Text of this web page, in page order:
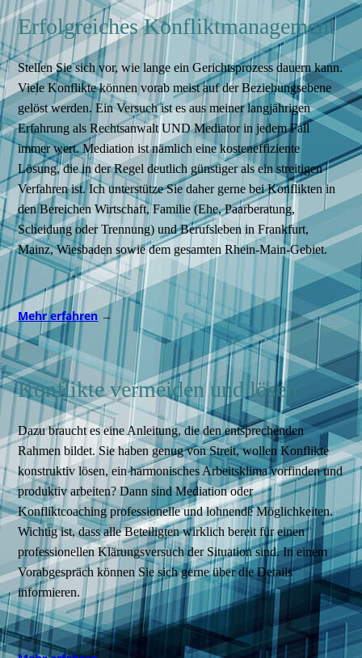
Erfolgreiches Konfliktmanagement
Stellen Sie sich vor, wie lange ein Gerichtsprozess dauern kann.
Viele Konflikte können vorab meist auf der Beziehungsebene
gelöst werden. Ein Versuch ist es aus meiner langjährigen
Erfahrung als Rechtsanwalt UND Mediator in jedem Fall
immer wert. Mediation ist nämlich eine kosteneffiziente
Lösung, die in der Regel deutlich günstiger als ein streitigen
Verfahren ist. Ich unterstütze Sie daher gerne bei Konflikten in
den Bereichen Wirtschaft, Familie (Ehe, Paarberatung,
Scheidung oder Trennung) und Berufsleben in Frankfurt,
Mainz, Wiesbaden sowie dem gesamten Rhein-Main-Gebiet.
Mehr erfahren →
Konflikte vermeiden und lösen
Dazu braucht es eine Anleitung, die den entsprechenden
Rahmen bildet. Sie haben genug von Streit, wollen Konflikte
konstruktiv lösen, ein harmonisches Arbeitsklima vorfinden und
produktiv arbeiten? Dann sind Mediation oder
Konfliktcoaching professionelle und lohnende Möglichkeiten.
Wichtig ist, dass alle Beteiligten wirklich bereit für einen
professionellen Klärungsversuch der Situation sind. In einem
Vorabgespräch können Sie sich gerne über die Details
informieren.